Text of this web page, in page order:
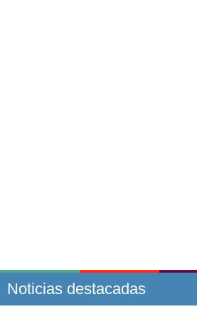
Noticias destacadas